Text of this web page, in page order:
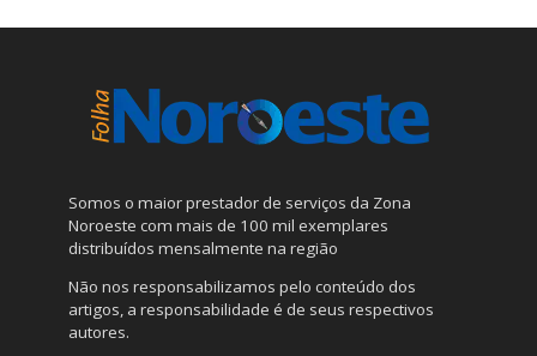
Somos o maior prestador de serviços da Zona
Noroeste com mais de 100 mil exemplares
distribuídos mensalmente na região
Não nos responsabilizamos pelo conteúdo dos
artigos, a responsabilidade é de seus respectivos
autores.